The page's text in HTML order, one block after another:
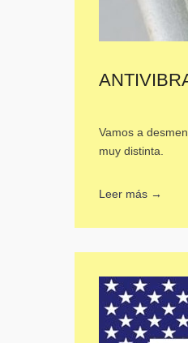
Vamos a
muy distinta.
Leer más →